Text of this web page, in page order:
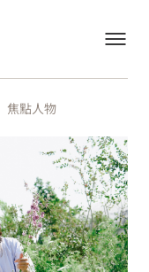
焦點人物